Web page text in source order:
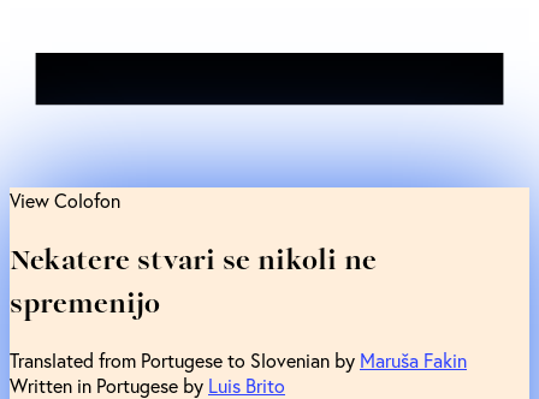
View Colofon
Nekatere stvari se nikoli ne
spremenijo
Translated from Portugese to Slovenian by Maruša Fakin
Written in Portugese by Luis Brito